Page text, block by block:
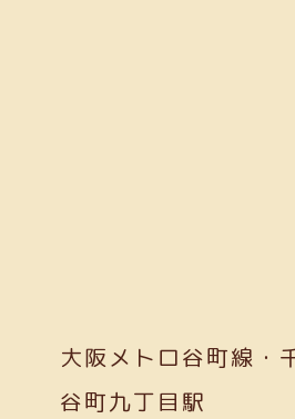
大阪メトロ谷町線・
谷町九丁目駅